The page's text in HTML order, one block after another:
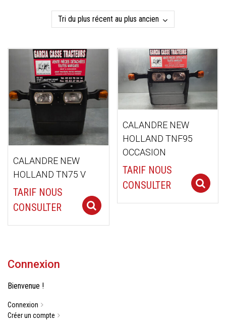
du
plus
au
plus
ancien
CALANDRE NEW
HOLLAND TN75 V
TARIF NOUS
CONSULTER
Select options
CALANDRE NEW
HOLLAND TNF95
OCCASION
TARIF NOUS
CONSULTER
Connexion
Bienvenue !
Connexion
Créer un compte